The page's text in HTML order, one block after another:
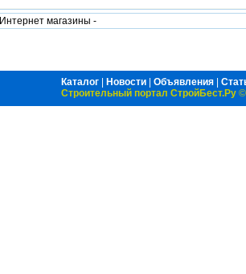
Интернет магазины -
Каталог Новости Объявления
Строительный портал СтройБест.Ру